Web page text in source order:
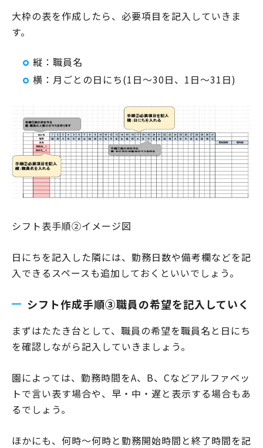
大枠の表を作成したら、必要項目を記入していきま
す。
縦：職員名
横：月ごとの日にち(1日～30日、1日～31日)
シフト表手順②イメージ図
日にちを記入した隣には、勤務日数や備考欄などを記
入できるスペースも追加しておくといいでしょう。
シフト作成手順③職員の希望を記入していく
まずはたたき台として、職員の希望を職員名と日にち
を確認しながら記入していきましょう。
園によっては、勤務時間をA、B、Cなどアルファベッ
トで言い表す場合や、早・中・遅と表示する場合もあ
るでしょう。
ほかにも、何時～何時と勤務開始時間と終了時間を記